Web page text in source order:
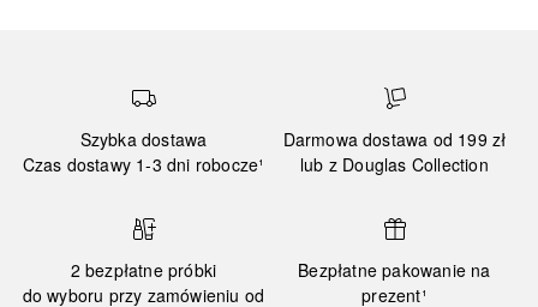
Szybka dostawa
Czas dostawy 1-3 dni robocze¹
Darmowa dostawa od 199 zł
lub z Douglas Collection
2 bezpłatne próbki
do wyboru przy zamówieniu od
Bezpłatne pakowanie na
prezent¹